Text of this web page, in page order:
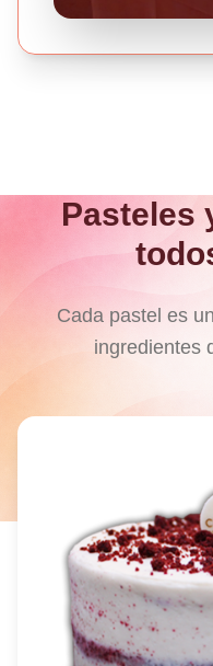
Pasteles
Cada pastel es
ingredientes